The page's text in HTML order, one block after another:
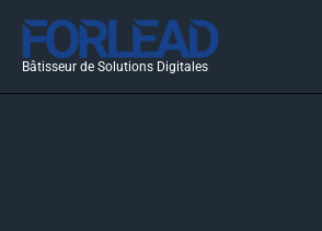
Aller
contenu
Bâtisseur de Solutions Digitales